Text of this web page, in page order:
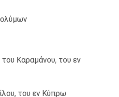
Καραμάνου, του εν
του εν Κύπρω